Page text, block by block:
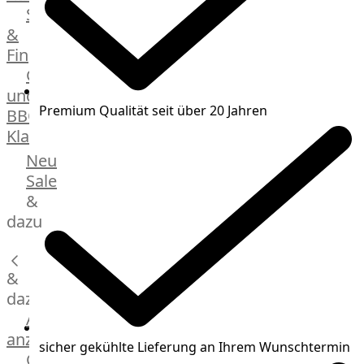
GOURMET
Manufaktur
Bratwurstsets
Toppings
Hackfleisch
Aufschnitt
Schinken
Streetfood
&
Fingerfood
Grill-
und
BBQ-
Klassiker
Beilagen
Brot
Brötchen
Burger
Buns
&
Hot
Dog
Brötchen
Neu
Sale
&
dazu
&
dazu
Alle
anzeigen
Gewürze
Premium Qualität seit über 20 Jahren
sicher gekühlte Lieferung an Ihrem Wunschtermin